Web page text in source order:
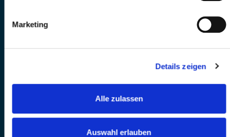
Marketing
Details zeigen
Alle zulassen
Auswahl erlauben